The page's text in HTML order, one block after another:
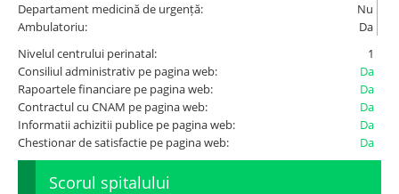
Școala E-Sănătate
SanoTeca
Departament medicină de urgență:
Nu
Ambulatoriu:
Da
Nivelul centrului perinatal:
1
Consiliul administrativ pe pagina web:
Da
Rapoartele financiare pe pagina web:
Da
Contractul cu CNAM pe pagina web:
Da
Informatii achizitii publice pe pagina web:
Da
Chestionar de satisfactie pe pagina web:
Da
Scorul spitalului